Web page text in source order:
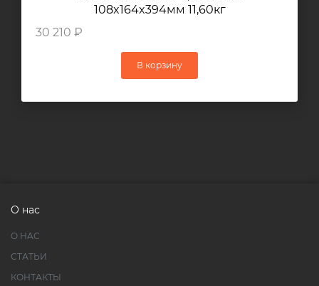
108x164x394мм 11,60кг
30 210 ₽
В корзину
О нас
О НАС
СТАТЬИ
КОНТАКТЫ